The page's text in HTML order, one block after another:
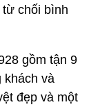
từ chối bình
gồm tận 9
khách và
đẹp và một